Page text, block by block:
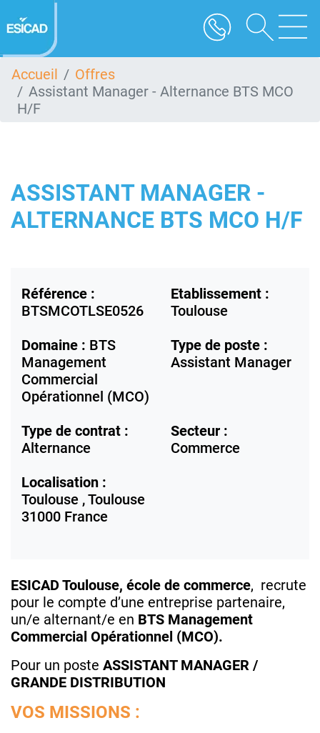
au
contenu
Accueil
Offres
Assistant Manager - Alternance BTS MCO
H/F
ASSISTANT MANAGER -
ALTERNANCE BTS MCO H/F
Référence :
BTSMCOTLSE0526
Etablissement :
Toulouse
Domaine : BTS
Management
Commercial
Opérationnel (MCO)
Type de poste :
Assistant Manager
Type de contrat :
Alternance
Secteur :
Commerce
Localisation :
Toulouse ,Toulouse
31000 France
ESICAD Toulouse, école de commerce, recrute
pour le compte d’une entreprise partenaire,
un/e alternant/e en BTS Management
Commercial Opérationnel (MCO).
Pour un poste ASSISTANT MANAGER /
GRANDE DISTRIBUTION
VOS MISSIONS :